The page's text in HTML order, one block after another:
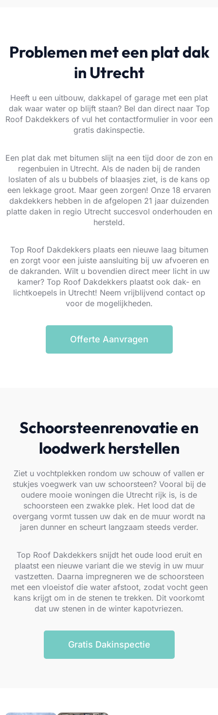
Problemen met een plat dak
in Utrecht
Heeft u een uitbouw, dakkapel of garage met een plat
dak waar water op blijft staan? Bel dan direct naar Top
Roof Dakdekkers of vul het contactformulier in voor een
gratis dakinspectie.
Een plat dak met bitumen slijt na een tijd door de zon en
regenbuien in Utrecht. Als de naden bij de randen
loslaten of als u bubbels of blaasjes ziet, is de kans op
een lekkage groot. Maar geen zorgen! Onze 18 ervaren
dakdekkers hebben in de afgelopen 21 jaar duizenden
platte daken in regio Utrecht succesvol onderhouden en
hersteld.
Top Roof Dakdekkers plaats een nieuwe laag bitumen
en zorgt voor een juiste aansluiting bij uw afvoeren en
de dakranden. Wilt u bovendien direct meer licht in uw
kamer? Top Roof Dakdekkers plaatst ook dak- en
lichtkoepels in Utrecht! Neem vrijblijvend contact op
voor de mogelijkheden.
Offerte Aanvragen
Schoorsteenrenovatie en
loodwerk herstellen
Ziet u vochtplekken rondom uw schouw of vallen er
stukjes voegwerk van uw schoorsteen? Vooral bij de
oudere mooie woningen die Utrecht rijk is, is de
schoorsteen een zwakke plek. Het lood dat de
overgang vormt tussen uw dak en de muur wordt na
jaren dunner en scheurt langzaam steeds verder.
Top Roof Dakdekkers snijdt het oude lood eruit en
plaatst een nieuwe variant die we stevig in uw muur
vastzetten. Daarna impregneren we de schoorsteen
met een vloeistof die water afstoot, zodat vocht geen
kans krijgt om in de stenen te trekken. Dit voorkomt
dat uw stenen in de winter kapotvriezen.
Gratis Dakinspectie